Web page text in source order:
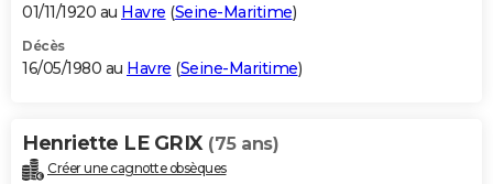
01/11/1920 au Havre (Seine-Maritime)
Décès
16/05/1980 au Havre (Seine-Maritime)
Henriette LE GRIX (75 ans)
Créer une cagnotte obsèques